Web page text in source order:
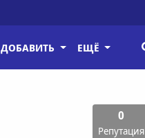
ДОБАВИТЬ ЕЩЁ
0
Репутация